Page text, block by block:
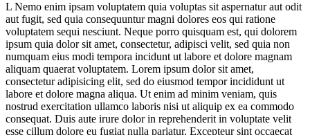
L Nemo enim ipsam voluptatem quia voluptas sit aspernatur aut odit
aut fugit, sed quia consequuntur magni dolores eos qui ratione
voluptatem sequi nesciunt. Neque porro quisquam est, qui dolorem
ipsum quia dolor sit amet, consectetur, adipisci velit, sed quia non
numquam eius modi tempora incidunt ut labore et dolore magnam
aliquam quaerat voluptatem. Lorem ipsum dolor sit amet,
consectetur adipisicing elit, sed do eiusmod tempor incididunt ut
labore et dolore magna aliqua. Ut enim ad minim veniam, quis
nostrud exercitation ullamco laboris nisi ut aliquip ex ea commodo
consequat. Duis aute irure dolor in reprehenderit in voluptate velit
esse cillum dolore eu fugiat nulla pariatur. Excepteur sint occaecat